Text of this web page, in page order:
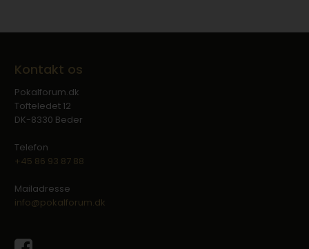
Kontakt os
Pokalforum.dk
Tofteledet 12
DK-8330 Beder
Telefon
+45 86 93 87 88
Mailadresse
info@pokalforum.dk